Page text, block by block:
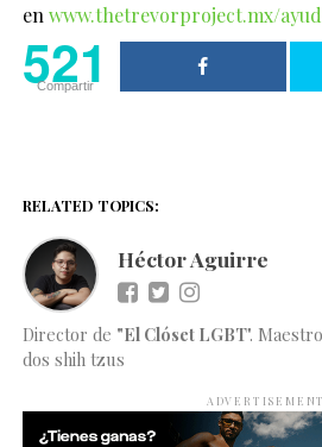
en www.thetrevorproject.mx/
521
Compartir
RELATED TOPICS:
Héctor Aguirre
Director de "El Clóset LGBT".
dos shih tzus
ADVERTISEMENT